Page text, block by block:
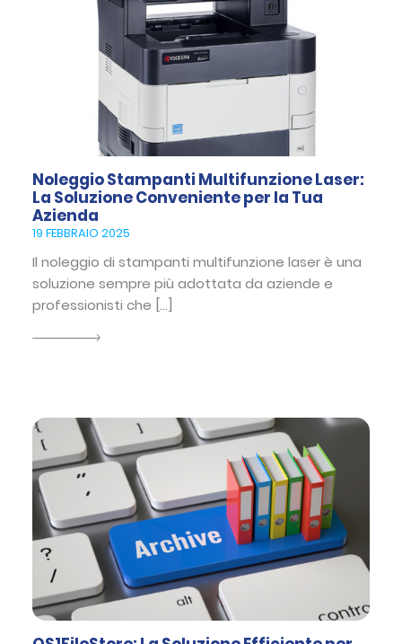
Noleggio Stampanti Multifunzione Laser:
La Soluzione Conveniente per la Tua
Azienda
19 FEBBRAIO 2025
Il noleggio di stampanti multifunzione laser è una
soluzione sempre più adottata da aziende e
professionisti che […]